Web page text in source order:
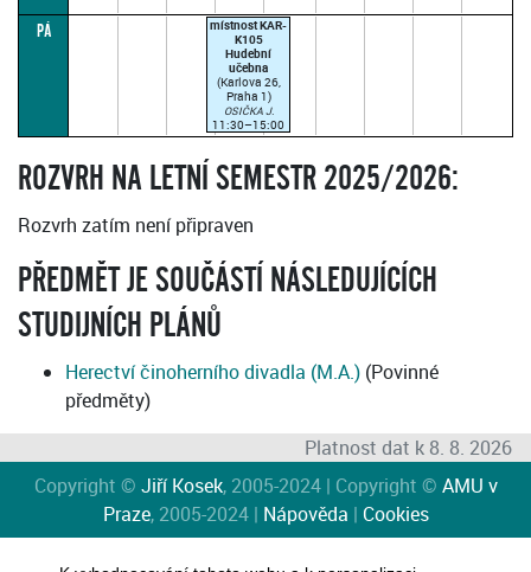
PÁ
místnost KAR-
K105
Hudební
učebna
(Karlova 26,
Praha 1)
OSIČKA J.
11:30–15:00
(paralelka 1)
ROZVRH NA LETNÍ SEMESTR 2025/2026:
Rozvrh zatím není připraven
PŘEDMĚT JE SOUČÁSTÍ NÁSLEDUJÍCÍCH
STUDIJNÍCH PLÁNŮ
Herectví činoherního divadla (M.A.) (Povinné
předměty)
Platnost dat k 8. 8. 2026
Copyright © Jiří Kosek, 2005-2024 | Copyright © AMU v
Praze, 2005-2024 | Nápověda | Cookies